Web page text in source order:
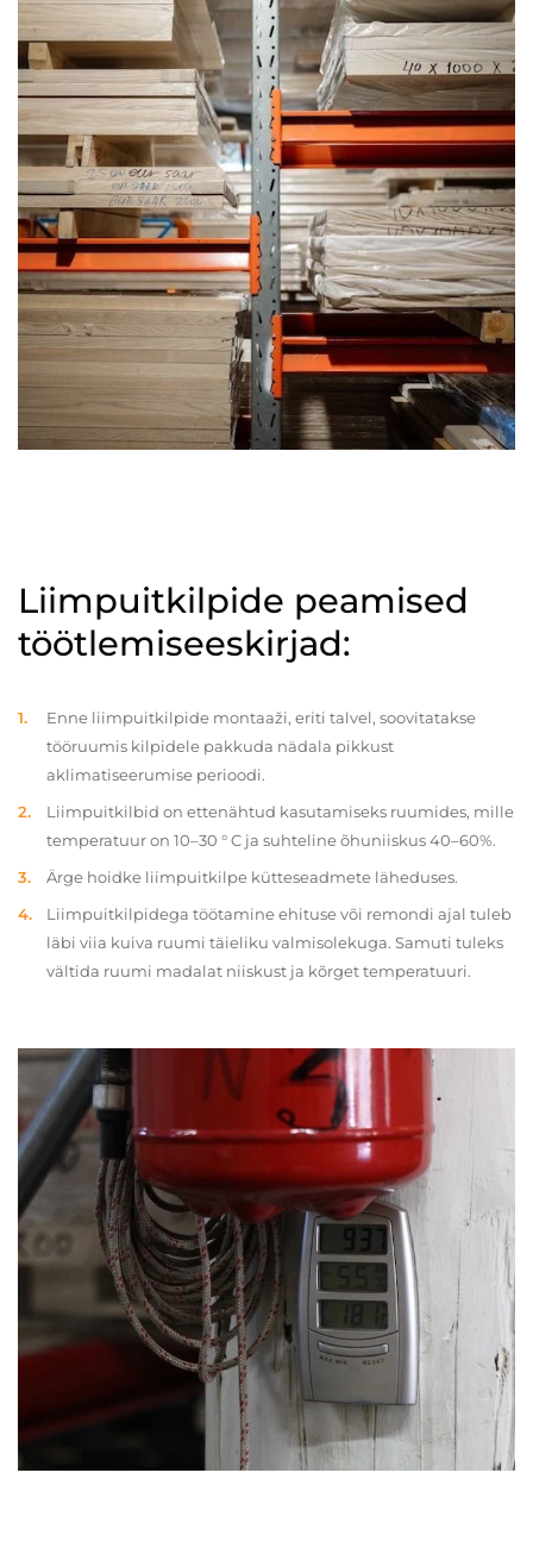
Liimpuitkilpide peamised
töötlemiseeskirjad:
Enne liimpuitkilpide montaaži, eriti talvel, soovitatakse
tööruumis kilpidele pakkuda nädala pikkust
aklimatiseerumise perioodi.
Liimpuitkilbid on ettenähtud kasutamiseks ruumides, mille
temperatuur on 10–30 ° C ja suhteline õhuniiskus 40–60%.
Ärge hoidke liimpuitkilpe kütteseadmete läheduses.
Liimpuitkilpidega töötamine ehituse või remondi ajal tuleb
läbi viia kuiva ruumi täieliku valmisolekuga. Samuti tuleks
vältida ruumi madalat niiskust ja kõrget temperatuuri.